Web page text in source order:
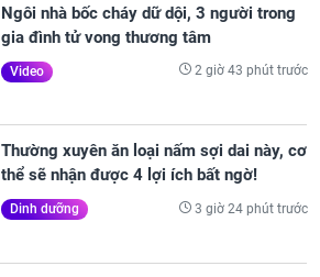
Ngôi nhà bốc cháy dữ dội, 3 người trong
gia đình tử vong thương tâm
Video 2 giờ 43 phút trước
Thường xuyên ăn loại nấm sợi dai này, cơ
thể sẽ nhận được 4 lợi ích bất ngờ!
Dinh dưỡng 3 giờ 24 phút trước